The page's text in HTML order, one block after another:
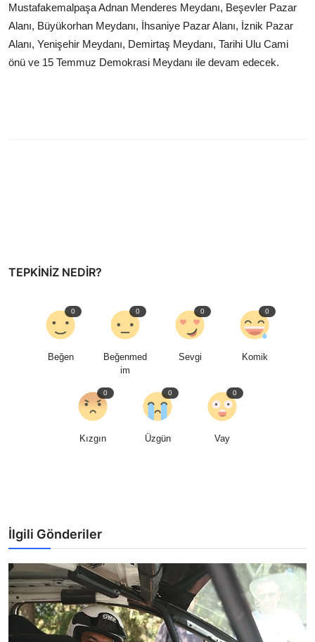
Mustafakemalpaşa Adnan Menderes Meydanı, Beşevler Pazar
Alanı, Büyükorhan Meydanı, İhsaniye Pazar Alanı, İznik Pazar
Alanı, Yenişehir Meydanı, Demirtaş Meydanı, Tarihi Ulu Cami
önü ve 15 Temmuz Demokrasi Meydanı ile devam edecek.
TEPKINIZ NEDIR?
Beğen
0
Beğenmed
im
0
Sevgi
0
Komik
0
Kızgın
0
Üzgün
0
Vay
0
İlgili Gönderiler